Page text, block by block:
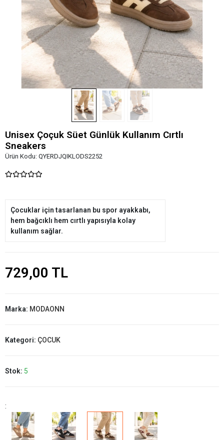
Unisex Çoçuk Süet Günlük Kullanım Cırtlı
Sneakers
Ürün Kodu: QYERDJQIKLODS2252
Çocuklar için tasarlanan bu spor ayakkabı,
hem bağcıklı hem cırtlı yapısıyla kolay
kullanım sağlar.
729,00 TL
Marka: MODAONN
Kategori: ÇOCUK
Stok: 5
: